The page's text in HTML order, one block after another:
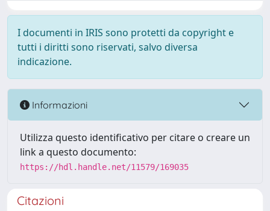
I documenti in IRIS sono protetti da copyright e
tutti i diritti sono riservati, salvo diversa
indicazione.
Informazioni
Utilizza questo identificativo per citare o creare un
link a questo documento:
https://hdl.handle.net/11579/169035
Citazioni